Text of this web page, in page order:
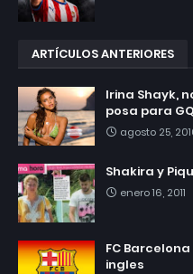
ARTÍCULOS ANTERIORES
Irina Shayk,
posa para GQ
agosto 25,
Shakira y
enero 16, 2011
FC
ingles